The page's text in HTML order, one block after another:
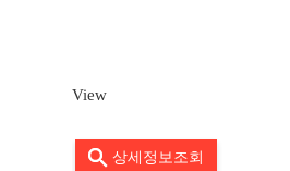
View
상세정보조회